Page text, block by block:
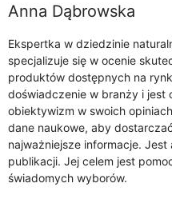
Anna Dąbrowska
Ekspertka w dziedzinie
specjalizuje się w ocenie
produktów dostępnych na
doświadczenie w branży i jest
obiektywizm w swoich
dane naukowe, aby
najważniejsze informacje. Jest
publikacji. Jej celem jest
świadomych wyborów.